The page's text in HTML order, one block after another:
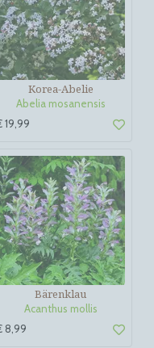
Korea-Abelie
Abelia mosanensis
19,99
Bärenklau
Acanthus mollis
8,99